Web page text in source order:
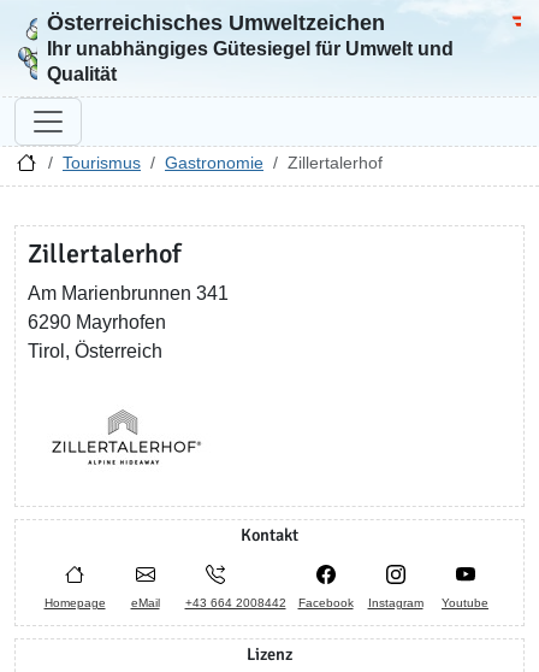
Zur Startseite
Österreichisches Umweltzeichen
Ihr unabhängiges Gütesiegel für Umwelt und
Qualität
Tourismus Gastronomie Zillertalerhof
Zillertalerhof
Am Marienbrunnen 341
6290 Mayrhofen
Tirol, Österreich
Kontakt
Homepage eMail +43 664 2008442 Facebook Instagram Youtube
Lizenz